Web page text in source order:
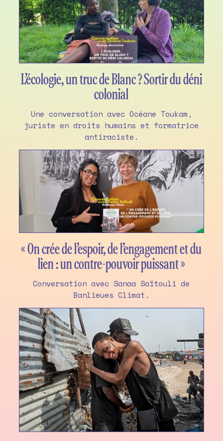
L’écologie, un truc de Blanc ? Sortir du déni
colonial
Une conversation avec Océane Toukam,
juriste en droits humains et formatrice
antiraciste.
« On crée de l’espoir, de l’engagement et du
lien : un contre-pouvoir puissant »
Conversation avec Sanaa Saïtouli de
Banlieues Climat.